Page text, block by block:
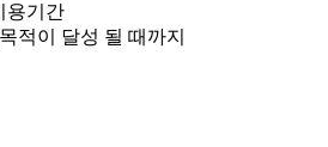
용기간
적이 달성 될 때까지